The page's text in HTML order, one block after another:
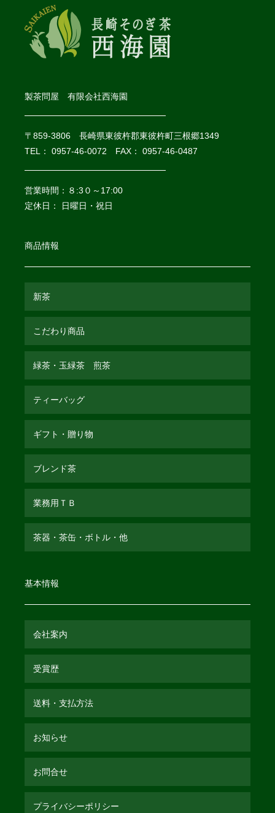
製茶問屋 有限会社西海園
〒859-3806 長崎県東彼杵郡東彼杵町三根郷1349
TEL： 0957-46-0072 FAX： 0957-46-0487
営業時間：８:3０～17:00
定休日： 日曜日・祝日
商品情報
新茶
こだわり商品
緑茶・玉緑茶 煎茶
ティーバッグ
ギフト・贈り物
ブレンド茶
業務用ＴＢ
茶器・茶缶・ボトル・他
基本情報
会社案内
受賞歴
送料・支払方法
お知らせ
お問合せ
プライバシーポリシー